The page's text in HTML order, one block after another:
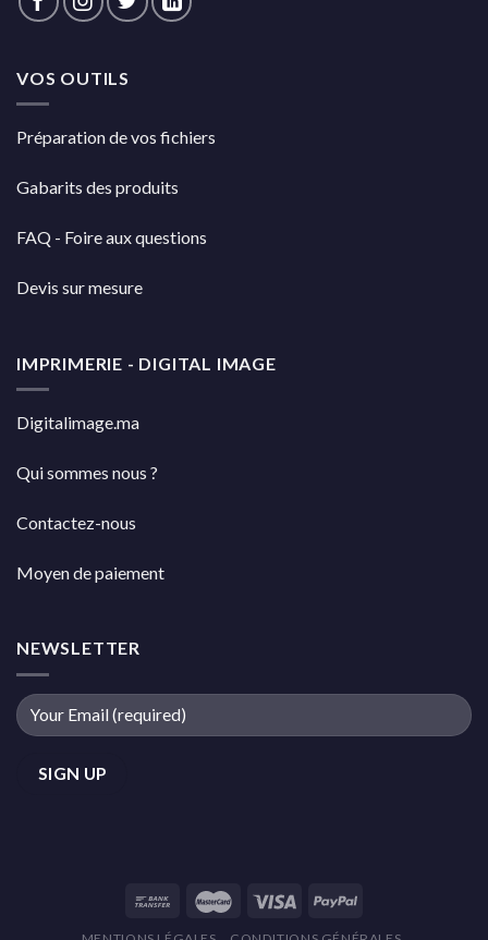
VOS OUTILS
Préparation de vos fichiers
Gabarits des produits
FAQ - Foire aux questions
Devis sur mesure
IMPRIMERIE - DIGITAL IMAGE
Digitalimage.ma
Qui sommes nous ?
Contactez-nous
Moyen de paiement
NEWSLETTER